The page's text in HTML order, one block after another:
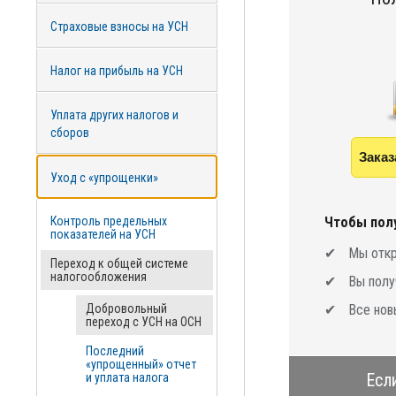
Чтобы
Мы
Вы
Все
Страховые взносы на УСН
Налог на прибыль на УСН
Уплата других налогов и
сборов
Уход с «упрощенки»
Контроль предельных
показателей на УСН
Переход к общей системе
налогообложения
Добровольный
переход с УСН на ОСН
Последний
«упрощенный» отчет
и уплата налога